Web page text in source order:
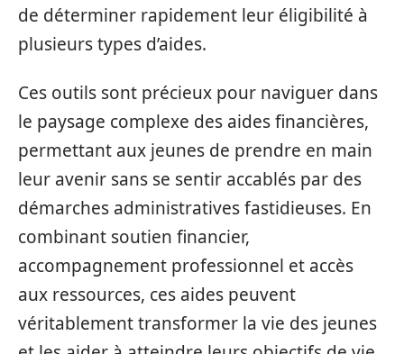
de déterminer rapidement leur éligibilité à
plusieurs types d’aides.
Ces outils sont précieux pour naviguer dans
le paysage complexe des aides financières,
permettant aux jeunes de prendre en main
leur avenir sans se sentir accablés par des
démarches administratives fastidieuses. En
combinant soutien financier,
accompagnement professionnel et accès
aux ressources, ces aides peuvent
véritablement transformer la vie des jeunes